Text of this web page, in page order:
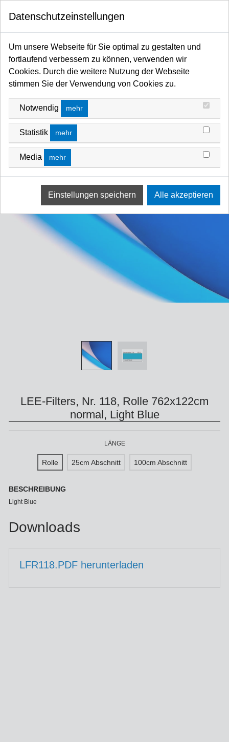
Startseite Filter / Farbfilter Farbfilter Rollen und Zuschnitte Blau-Bereich
LEE-Filters, Nr. 118, Rolle 762x122cm
normal, Light Blue
LÄNGE
Rolle 25cm Abschnitt 100cm Abschnitt
BESCHREIBUNG
Light Blue
Downloads
LFR118.PDF herunterladen
Datenschutzeinstellungen
Um unsere Webseite für Sie optimal zu gestalten und
fortlaufend verbessern zu können, verwenden wir
Cookies. Durch die weitere Nutzung der Webseite
stimmen Sie der Verwendung von Cookies zu.
Notwendig mehr
Statistik mehr
Media mehr